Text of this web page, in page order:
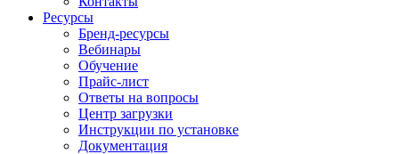
Ресурсы
Бренд-ресурсы
Вебинары
Обучение
Прайс-лист
Ответы на вопросы
Центр загрузки
Инструкции по установке
Документация